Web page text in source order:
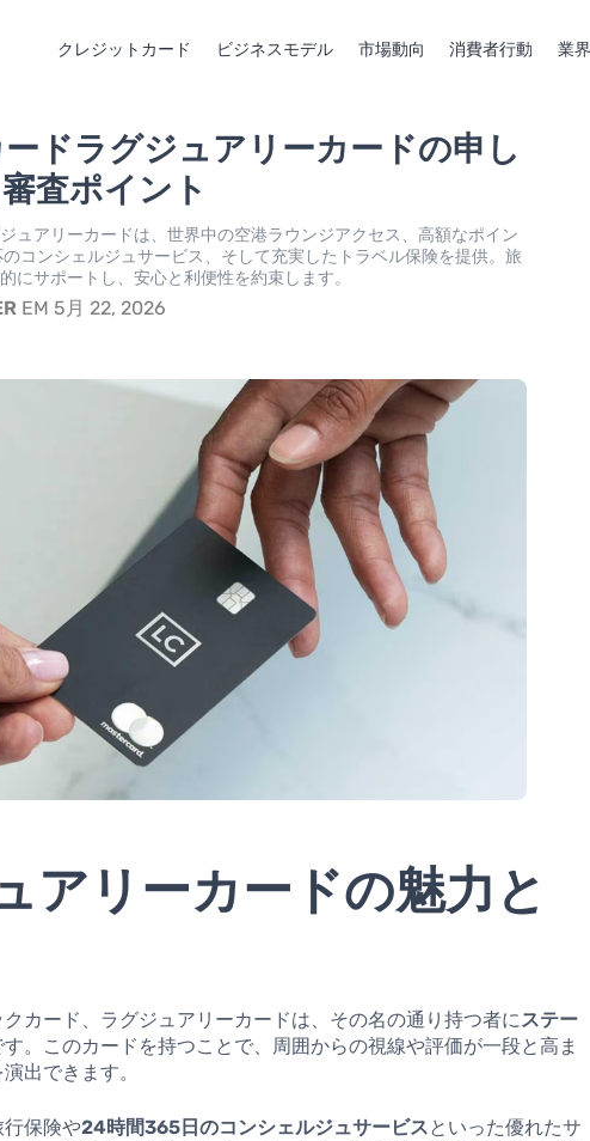
クレジットカード ビジネスモデル 市場動向 消費者行動 業
ドラグジュアリーカードの申し
査ポイント
ュアリーカードは、世界中の空港ラウンジアクセス、高額なポイン
コンシェルジュサービス、そして充実したトラベル保険を提供。旅
にサポートし、安心と利便性を約束します。
EM 5月 22, 2026
アリーカードの魅力と
カード、ラグジュアリーカードは、その名の通り持つ者にステー
。このカードを持つことで、周囲からの視線や評価が一段と高ま
出できます。
行保険や24時間365日のコンシェルジュサービスといった優れたサ